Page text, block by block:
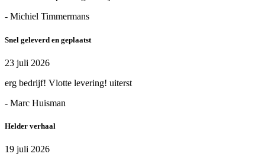
- Michiel Timmermans
Snel geleverd en geplaatst
23 juli 2026
erg bedrijf! Vlotte levering! uiterst
- Marc Huisman
Helder verhaal
19 juli 2026